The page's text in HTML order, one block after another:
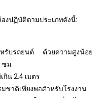
งปฏิบัติตามประเภทดังนี้:
หรับรถยนต์ ด้วยความสูงน้อย
ซม.
น 2.4 เมตร
ชาติเพียงพอสําหรับโรงงาน